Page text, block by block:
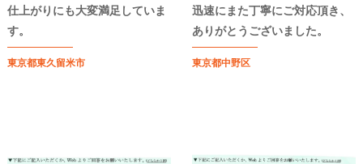
仕上がりにも大変満足していま
す。
東京都東久留米市
迅速にまた丁寧にご対応頂き、
ありがとうございました。
東京都中野区